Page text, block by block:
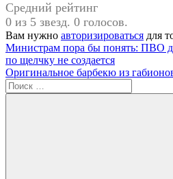
Средний рейтинг
0 из 5 звезд. 0 голосов.
Вам нужно авторизироваться для
#Мужской
климакс
Навигация
по
записям
Предыдущая
запись:
Министрам пора бы понять: ПВО
по щелчку не создается
Следующая
запись:
Оригинальное барбекю из
Поиск
для: